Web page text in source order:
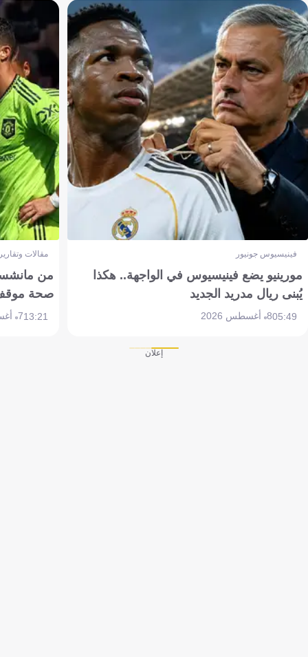
فينيسيوس جونيور
مورينيو يضع فينيسيوس في الواجهة.. هكذا
يُبنى ريال مدريد الجديد
05:498 أغسطس 2026
مقالات
من
صحة موقف
13:217 أغسطس 2026
إعلان